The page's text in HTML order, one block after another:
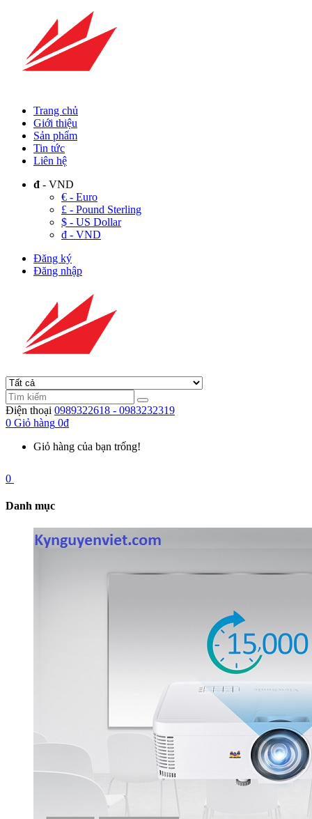
Trang chủ
Giới thiệu
Sản phẩm
Tin tức
Liên hệ
đ - VND
€ - Euro
£ - Pound Sterling
$ - US Dollar
đ - VND
Đăng ký
Đăng nhập
Điện thoại 0989322618 - 0983232319
0 Giỏ hàng 0đ
Giỏ hàng của bạn trống!
0
Danh mục